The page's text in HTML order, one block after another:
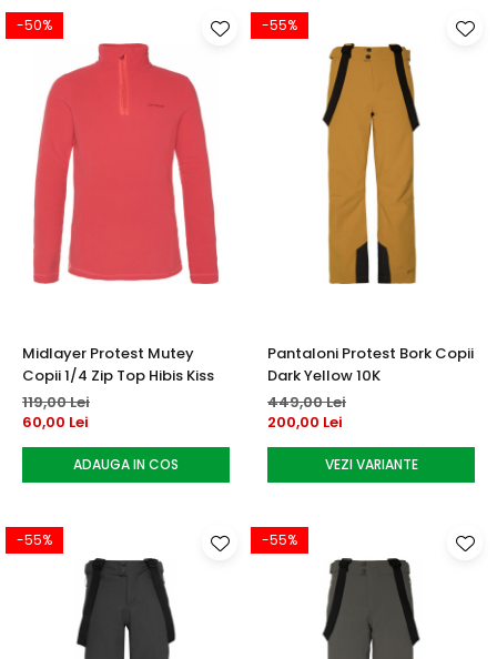
-50%
Midlayer Protest Mutey
Copii 1/4 Zip Top Hibis Kiss
119,00 Lei
60,00 Lei
ADAUGA IN COS
-55%
Pantaloni Protest Bork Copii
Dark Yellow 10K
449,00 Lei
200,00 Lei
VEZI VARIANTE
-55% -55%